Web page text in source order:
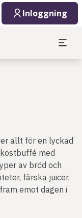
Inloggning
allt för en lyckad
med
av bröd och
färska juicer,
emot dagen i